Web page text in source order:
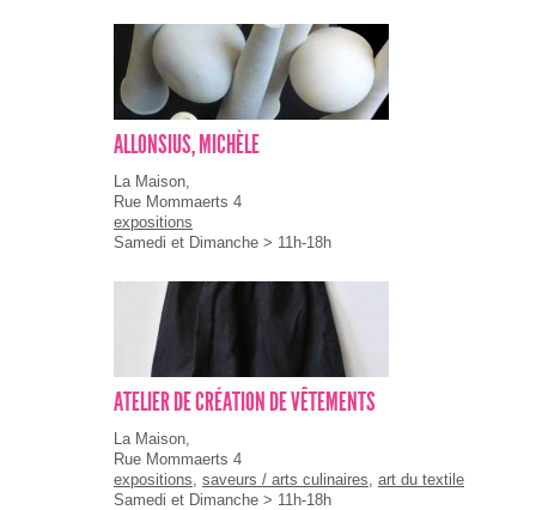
ALLONSIUS, MICHÈLE
La Maison,
Rue Mommaerts 4
expositions
Samedi et Dimanche > 11h-18h
ATELIER DE CRÉATION DE VÊTEMENTS
La Maison,
Rue Mommaerts 4
expositions, saveurs / arts culinaires, art du textile
Samedi et Dimanche > 11h-18h